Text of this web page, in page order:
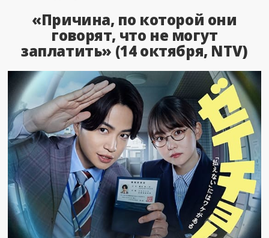
«Причина, по которой они
говорят, что не могут
заплатить» (14 октября, NTV)